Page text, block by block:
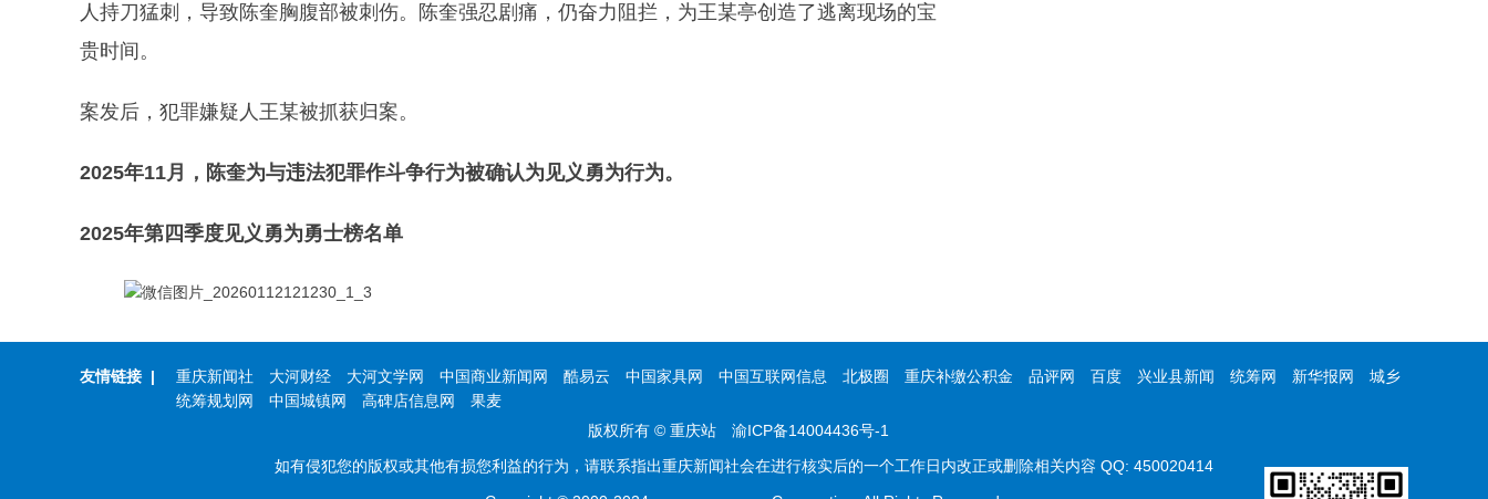
人持刀猛刺，导致陈奎胸腹部被刺伤。陈奎强忍剧痛，仍奋力阻拦，为王某亭创造了逃离现场的宝
贵时间。
案发后，犯罪嫌疑人王某被抓获归案。
2025年11月，陈奎为与违法犯罪作斗争行为被确认为见义勇为行为。
2025年第四季度见义勇为勇士榜名单
友情链接 | 重庆新闻社 大河财经 大河文学网 中国商业新闻网 酷易云 中国家具网 中国互联网信息 北极圈 重庆补缴公积金 品评网 百度 兴业县新闻 统筹网 新华报网
城乡
统筹规划网
中国城镇网 高碑店信息网
果麦
版权所有 © 重庆站
渝ICP备14004436号-1
如有侵犯您的版权或其他有损您利益的行为，请联系指出重庆新闻社会在进行核实后的一个工作日内改正或删除相关内容 QQ: 450020414